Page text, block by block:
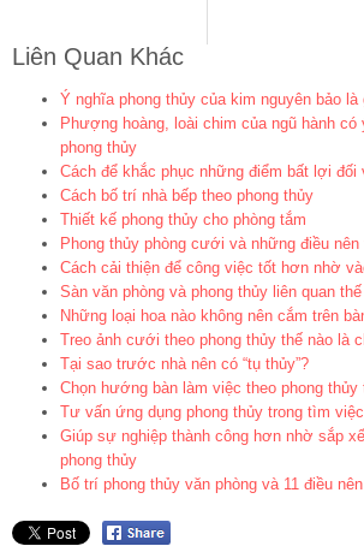
Liên Quan Khác
Ý nghĩa phong thủy của kim nguyên bảo là
Phượng hoàng, loài chim của ngũ hành có
phong thủy
Cách để khắc phục những điểm bất lợi đối
Cách bố trí nhà bếp theo phong thủy
Thiết kế phong thủy cho phòng tắm
Phong thủy phòng cưới và những điều nên
Cách cải thiện để công việc tốt hơn nhờ
Sàn văn phòng và phong thủy liên quan
Những loại hoa nào không nên cắm trên
Treo ảnh cưới theo phong thủy thế nào là
Tại sao trước nhà nên có “tụ thủy”?
Chọn hướng bàn làm việc theo phong thủy
Tư vấn ứng dụng phong thủy trong tìm
Giúp sự nghiệp thành công hơn nhờ sắp
phong thủy
Bố trí phong thủy văn phòng và 11 điều